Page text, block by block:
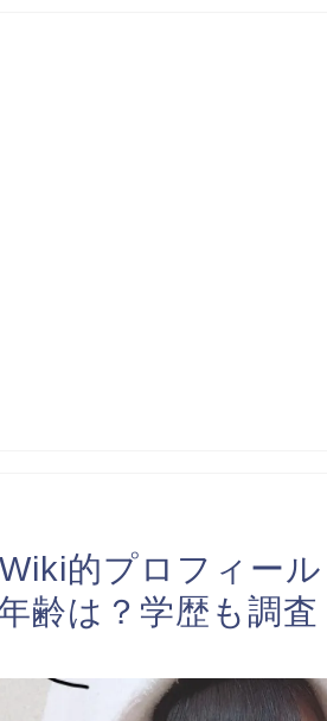
的プロフィー
齢は？学歴も調査